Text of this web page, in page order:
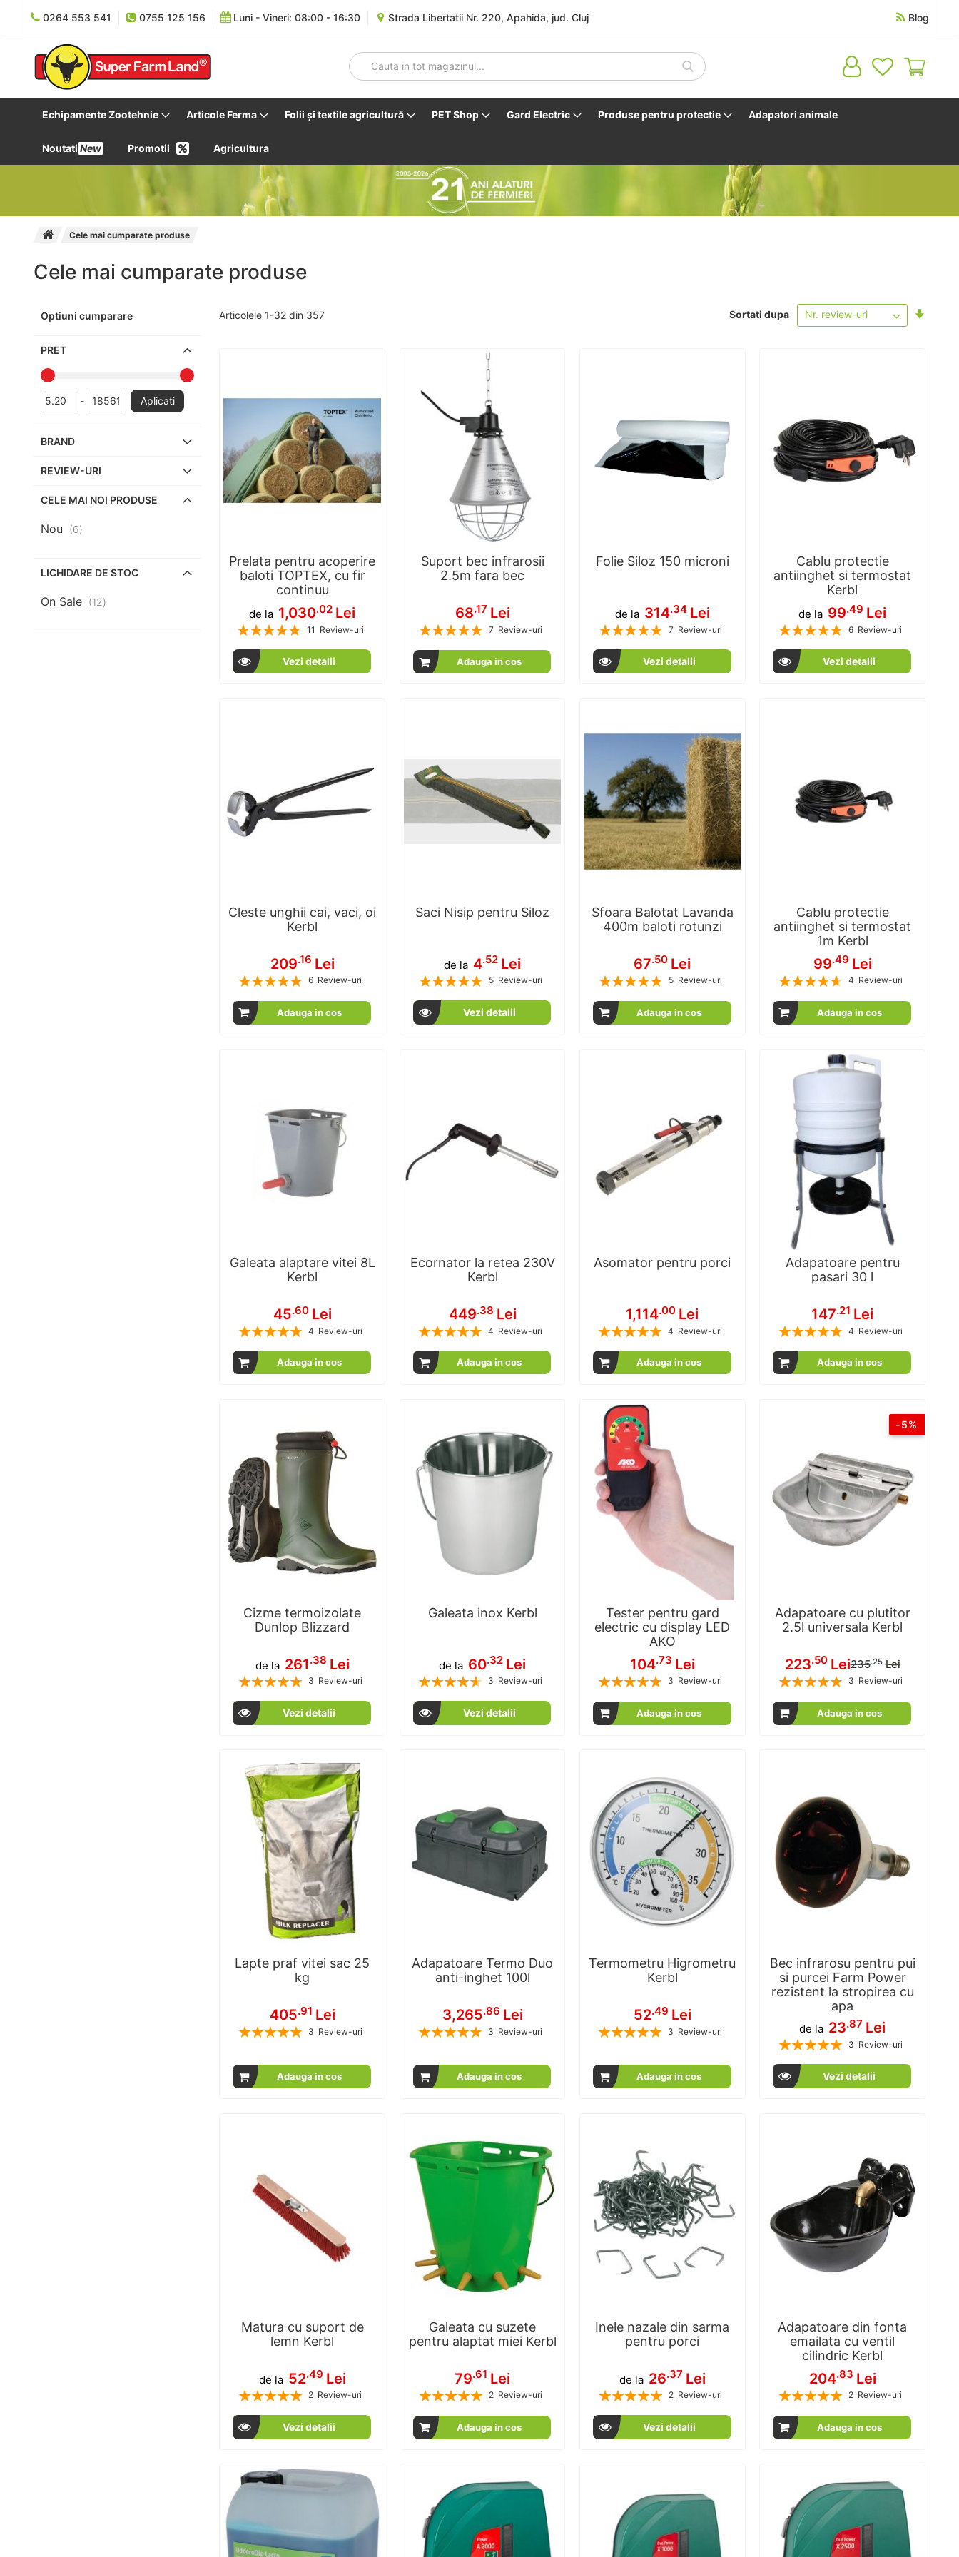
0264 553 541 0755 125 156 Luni - Vineri: 08:00 - 16:30 Strada Libertatii Nr. 220, Apahida, jud. Cluj Blog
Cosul
Echipamente Zootehnie Articole Ferma Folii și textile agricultură PET Shop Gard Electric Produse pentru protectie Adapatori animale
Noutati New Promotii Agricultura
Cele mai cumparate produse
Cele mai cumparate produse
Articolele 1-32 din 357 Sortati dupa
Prelata pentru acoperire
baloti TOPTEX, cu fir
continuu
de la 1,030.02 Lei
Rating:
11 Review-uri
Vezi detalii
Suport bec infrarosii
2.5m fara bec
68.17 Lei
Rating:
7 Review-uri
Adauga in cos
Folie Siloz 150 microni
de la 314.34 Lei
Rating:
7 Review-uri
Vezi detalii
Cablu protectie
antiinghet si termostat
Kerbl
de la 99.49 Lei
Rating:
6 Review-uri
Vezi detalii
Cleste unghii cai, vaci, oi
Kerbl
209.16 Lei
Rating:
6 Review-uri
Adauga in cos
Saci Nisip pentru Siloz
de la 4.52 Lei
Rating:
5 Review-uri
Vezi detalii
Sfoara Balotat Lavanda
400m baloti rotunzi
67.50 Lei
Rating:
5 Review-uri
Adauga in cos
Cablu protectie
antiinghet si termostat
1m Kerbl
99.49 Lei
Rating:
4 Review-uri
Adauga in cos
Galeata alaptare vitei 8L
Kerbl
45.60 Lei
Rating:
4 Review-uri
Adauga in cos
Ecornator la retea 230V
Kerbl
449.38 Lei
Rating:
4 Review-uri
Adauga in cos
Asomator pentru porci
1,114.00 Lei
Rating:
4 Review-uri
Adauga in cos
Adapatoare pentru
pasari 30 l
147.21 Lei
Rating:
4 Review-uri
Adauga in cos
Cizme termoizolate
Dunlop Blizzard
de la 261.38 Lei
Rating:
3 Review-uri
Vezi detalii
Galeata inox Kerbl
de la 60.32 Lei
Rating:
3 Review-uri
Vezi detalii
Tester pentru gard
electric cu display LED
AKO
104.73 Lei
Rating:
3 Review-uri
Adauga in cos
-5%
Adapatoare cu plutitor
2.5l universala Kerbl
Pret
special
223.50 Lei235.25 Lei
Rating:
3 Review-uri
Adauga in cos
Lapte praf vitei sac 25
kg
405.91 Lei
Rating:
3 Review-uri
Adauga in cos
Adapatoare Termo Duo
anti-inghet 100l
3,265.86 Lei
Rating:
3 Review-uri
Adauga in cos
Termometru Higrometru
Kerbl
52.49 Lei
Rating:
3 Review-uri
Adauga in cos
Bec infrarosu pentru pui
si purcei Farm Power
rezistent la stropirea cu
apa
de la 23.87 Lei
Rating:
3 Review-uri
Vezi detalii
Matura cu suport de
lemn Kerbl
de la 52.49 Lei
Rating:
2 Review-uri
Vezi detalii
Galeata cu suzete
pentru alaptat miei Kerbl
79.61 Lei
Rating:
2 Review-uri
Adauga in cos
Inele nazale din sarma
pentru porci
de la 26.37 Lei
Rating:
2 Review-uri
Vezi detalii
Adapatoare din fonta
emailata cu ventil
cilindric Kerbl
204.83 Lei
Rating:
2 Review-uri
Adauga in cos
Optiuni cumparare
PRET
- Aplicati
BRAND
REVIEW-URI
CELE MAI NOI PRODUSE
Nou 6articole
LICHIDARE DE STOC
On Sale 12articole